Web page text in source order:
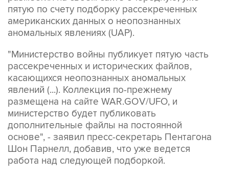
пятую по счету подборку рассекреченных
американских данных о неопознанных
аномальных явлениях (UAP).
"Министерство войны публикует пятую часть
рассекреченных и исторических файлов,
касающихся неопознанных аномальных
явлений (...). Коллекция по-прежнему
размещена на сайте WAR.GOV/UFO, и
министерство будет публиковать
дополнительные файлы на постоянной
основе", - заявил пресс-секретарь Пентагона
Шон Парнелл, добавив, что уже ведется
работа над следующей подборкой.